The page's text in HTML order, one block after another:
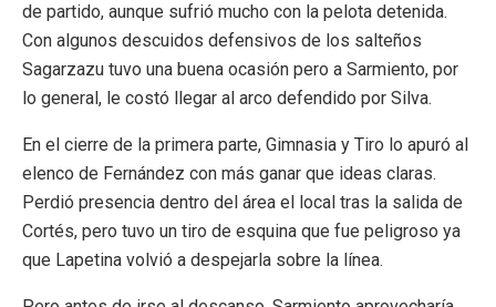
de partido, aunque sufrió mucho con la pelota detenida.
Con algunos descuidos defensivos de los salteños
Sagarzazu tuvo una buena ocasión pero a Sarmiento, por
lo general, le costó llegar al arco defendido por Silva.
En el cierre de la primera parte, Gimnasia y Tiro lo apuró al
elenco de Fernández con más ganar que ideas claras.
Perdió presencia dentro del área el local tras la salida de
Cortés, pero tuvo un tiro de esquina que fue peligroso ya
que Lapetina volvió a despejarla sobre la línea.